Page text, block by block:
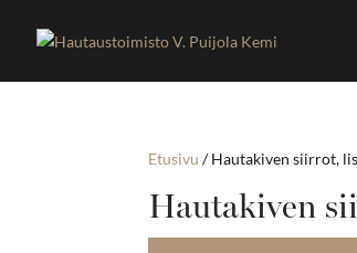
Etusivu / Hautakiven siirrot,
Hautakiven